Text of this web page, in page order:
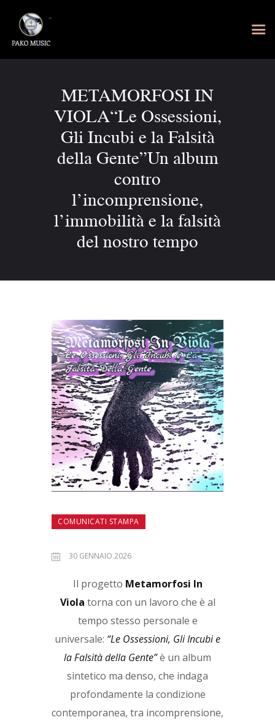
METAMORFOSI IN
VIOLA“Le Ossessioni,
Gli Incubi e la Falsità
della Gente”Un album
contro
l’incomprensione,
l’immobilità e la falsità
del nostro tempo
COMUNICATI STAMPA
30 GENNAIO 2026
Il progetto Metamorfosi In
Viola torna con un lavoro che è al
tempo stesso personale e
universale: “Le Ossessioni, Gli Incubi e
la Falsità della Gente”è un album
sintetico ma denso, che indaga
profondamente la condizione
contemporanea, tra incomprensione,